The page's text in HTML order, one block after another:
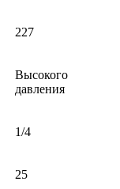
227
Высокого
давления
1/4
25